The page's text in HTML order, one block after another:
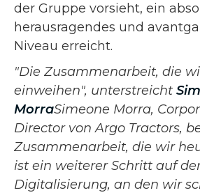
der Gruppe vorsieht, ein
herausragendes und
Niveau erreicht.
"Die Zusammenarbeit, die
einweihen", unterstreicht
MorraSimeone Morra,
Director von Argo Tractors,
Zusammenarbeit, die wir
ist ein weiterer Schritt auf
Digitalisierung, an den wir